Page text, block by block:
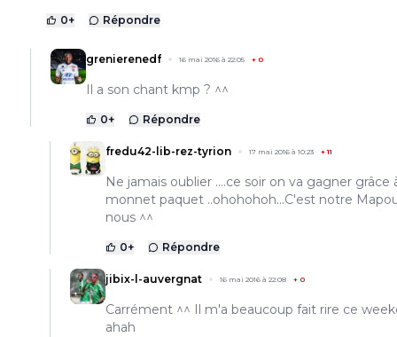
0+ Répondre
grenierenedf 16 mai 2016 à 22:05 + 0
Il a son chant kmp ? ^^
0+ Répondre
fredu42-lib-rez-tyrion 17 mai 2016 à 10:23 +11
Ne jamais oublier ....ce soir on va gagner grâce
monnet paquet ..ohohohoh...C'est notre
nous ^^
0+ Répondre
jibix-l-auvergnat 16 mai 2016 à 22:08 + 0
Carrément ^^ Il m'a beaucoup fait rire ce
ahah